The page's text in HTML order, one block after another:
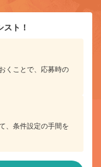
ト！
くことで、応募時の
、条件設定の手間を